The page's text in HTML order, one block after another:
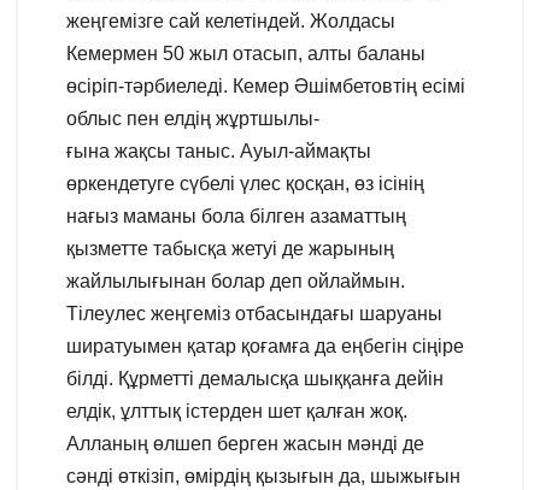
жеңгемізге сай келетіндей. Жолдасы
Кемермен 50 жыл отасып, алты баланы
өсіріп-тәрбиеледі. Кемер Әшімбетовтің есімі
облыс пен елдің жұртшылы-
ғына жақсы таныс. Ауыл-аймақты
өркендетуге сүбелі үлес қосқан, өз ісінің
нағыз маманы бола білген азаматтың
қызметте табысқа жетуі де жарының
жайлылығынан болар деп ойлаймын.
Тілеулес жеңгеміз отбасындағы шаруаны
ширатуымен қатар қоғамға да еңбегін сіңіре
білді. Құрметті демалысқа шыққанға дейін
елдік, ұлттық істерден шет қалған жоқ.
Алланың өлшеп берген жасын мәнді де
сәнді өткізіп, өмірдің қызығын да, шыжығын